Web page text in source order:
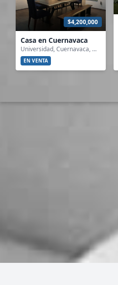
$4,200,000
Casa en Cuernavaca
Universidad, Cuernavaca, Morelos
EN VENTA